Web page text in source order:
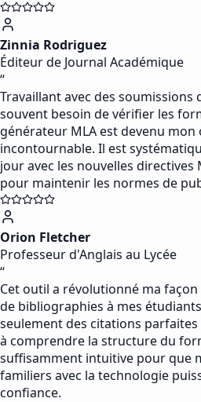
Zinnia Rodriguez
Éditeur de Journal Académique
“
Travaillant avec des
souvent besoin de vérifier les
générateur MLA est devenu
incontournable. Il est
jour avec les nouvelles directives
pour maintenir les normes de
Orion Fletcher
Professeur d'Anglais au Lycée
“
Cet outil a révolutionné ma
de bibliographies à mes
seulement des citations
à comprendre la structure du
suffisamment intuitive pour que
familiers avec la technologie
confiance.